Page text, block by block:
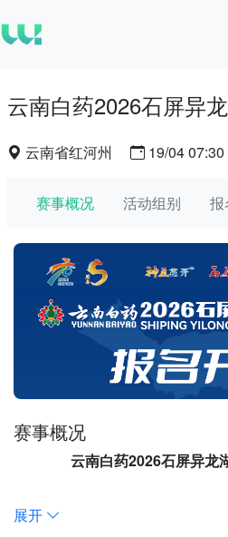
云南白药2026石屏异
云南省红河州 19/04 07:30
赛事概况 活动组别 报
赛事概况
云南白药2026石屏异龙
一、指导单位
云南省路跑协会
展开